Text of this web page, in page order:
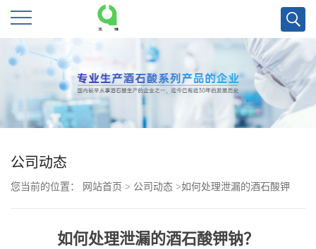
公
首
页
公
公司动态
您当前的位置： 网站首页 > 公司动态 >如何处理泄漏的酒石酸钾
如何处理泄漏的酒石酸钾钠？